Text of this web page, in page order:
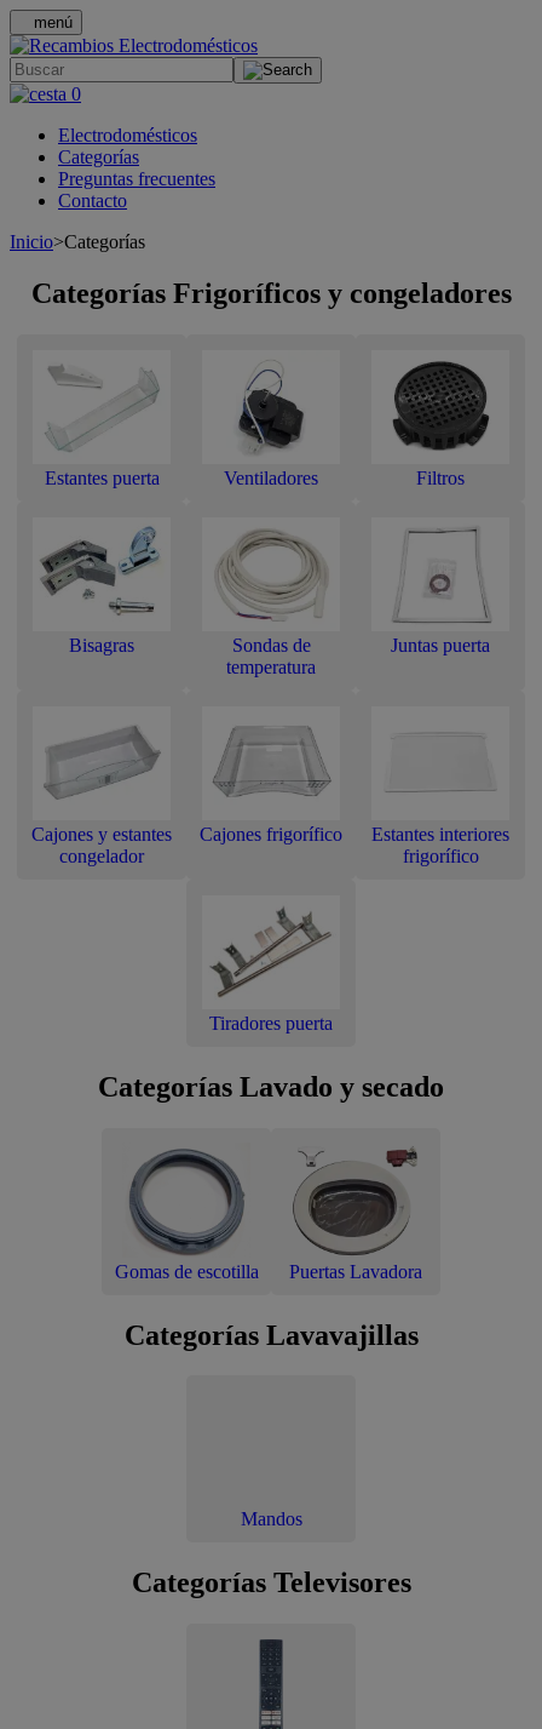
menú
0
Electrodomésticos
Categorías
Preguntas frecuentes
Contacto
Inicio>Categorías
Categorías Frigoríficos y congeladores
Estantes puerta Ventiladores Filtros
Bisagras
Sondas de
temperatura
Juntas puerta
Cajones y estantes
congelador
Cajones frigorífico
Estantes interiores
frigorífico
Tiradores puerta
Categorías Lavado y secado
Gomas de escotilla Puertas Lavadora
Categorías Lavavajillas
Mandos
Categorías Televisores